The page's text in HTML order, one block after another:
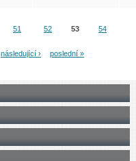
51 52 53 54
následující › poslední »